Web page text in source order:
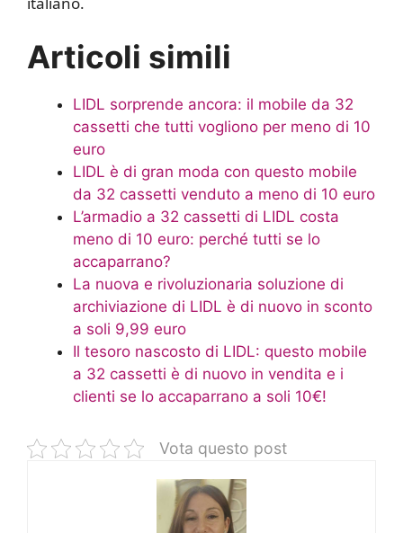
Articoli simili
LIDL sorprende ancora: il mobile da 32
cassetti che tutti vogliono per meno di 10
euro
LIDL è di gran moda con questo mobile
da 32 cassetti venduto a meno di 10 euro
L’armadio a 32 cassetti di LIDL costa
meno di 10 euro: perché tutti se lo
accaparrano?
La nuova e rivoluzionaria soluzione di
archiviazione di LIDL è di nuovo in sconto
a soli 9,99 euro
Il tesoro nascosto di LIDL: questo mobile
a 32 cassetti è di nuovo in vendita e i
clienti se lo accaparrano a soli 10€!
Vota questo post